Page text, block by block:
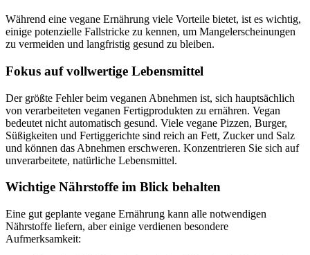
Während eine vegane Ernährung viele Vorteile bietet, ist es wichtig,
einige potenzielle Fallstricke zu kennen, um Mangelerscheinungen
zu vermeiden und langfristig gesund zu bleiben.
Fokus auf vollwertige Lebensmittel
Der größte Fehler beim veganen Abnehmen ist, sich hauptsächlich
von verarbeiteten veganen Fertigprodukten zu ernähren. Vegan
bedeutet nicht automatisch gesund. Viele vegane Pizzen, Burger,
Süßigkeiten und Fertiggerichte sind reich an Fett, Zucker und Salz
und können das Abnehmen erschweren. Konzentrieren Sie sich auf
unverarbeitete, natürliche Lebensmittel.
Wichtige Nährstoffe im Blick behalten
Eine gut geplante vegane Ernährung kann alle notwendigen
Nährstoffe liefern, aber einige verdienen besondere
Aufmerksamkeit: